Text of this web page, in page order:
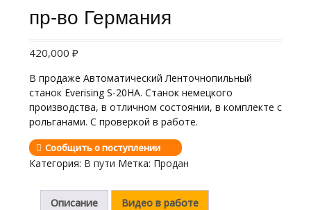
пр-во Германия
420,000 ₽
В продаже Автоматический Ленточнопильный
станок Everising S-20HA. Станок немецкого
производства, в отличном состоянии, в комплекте с
рольганами. С проверкой в работе.
Сообщить о поступлении
Категория: В пути Метка: Продан
Описание Видео в работе